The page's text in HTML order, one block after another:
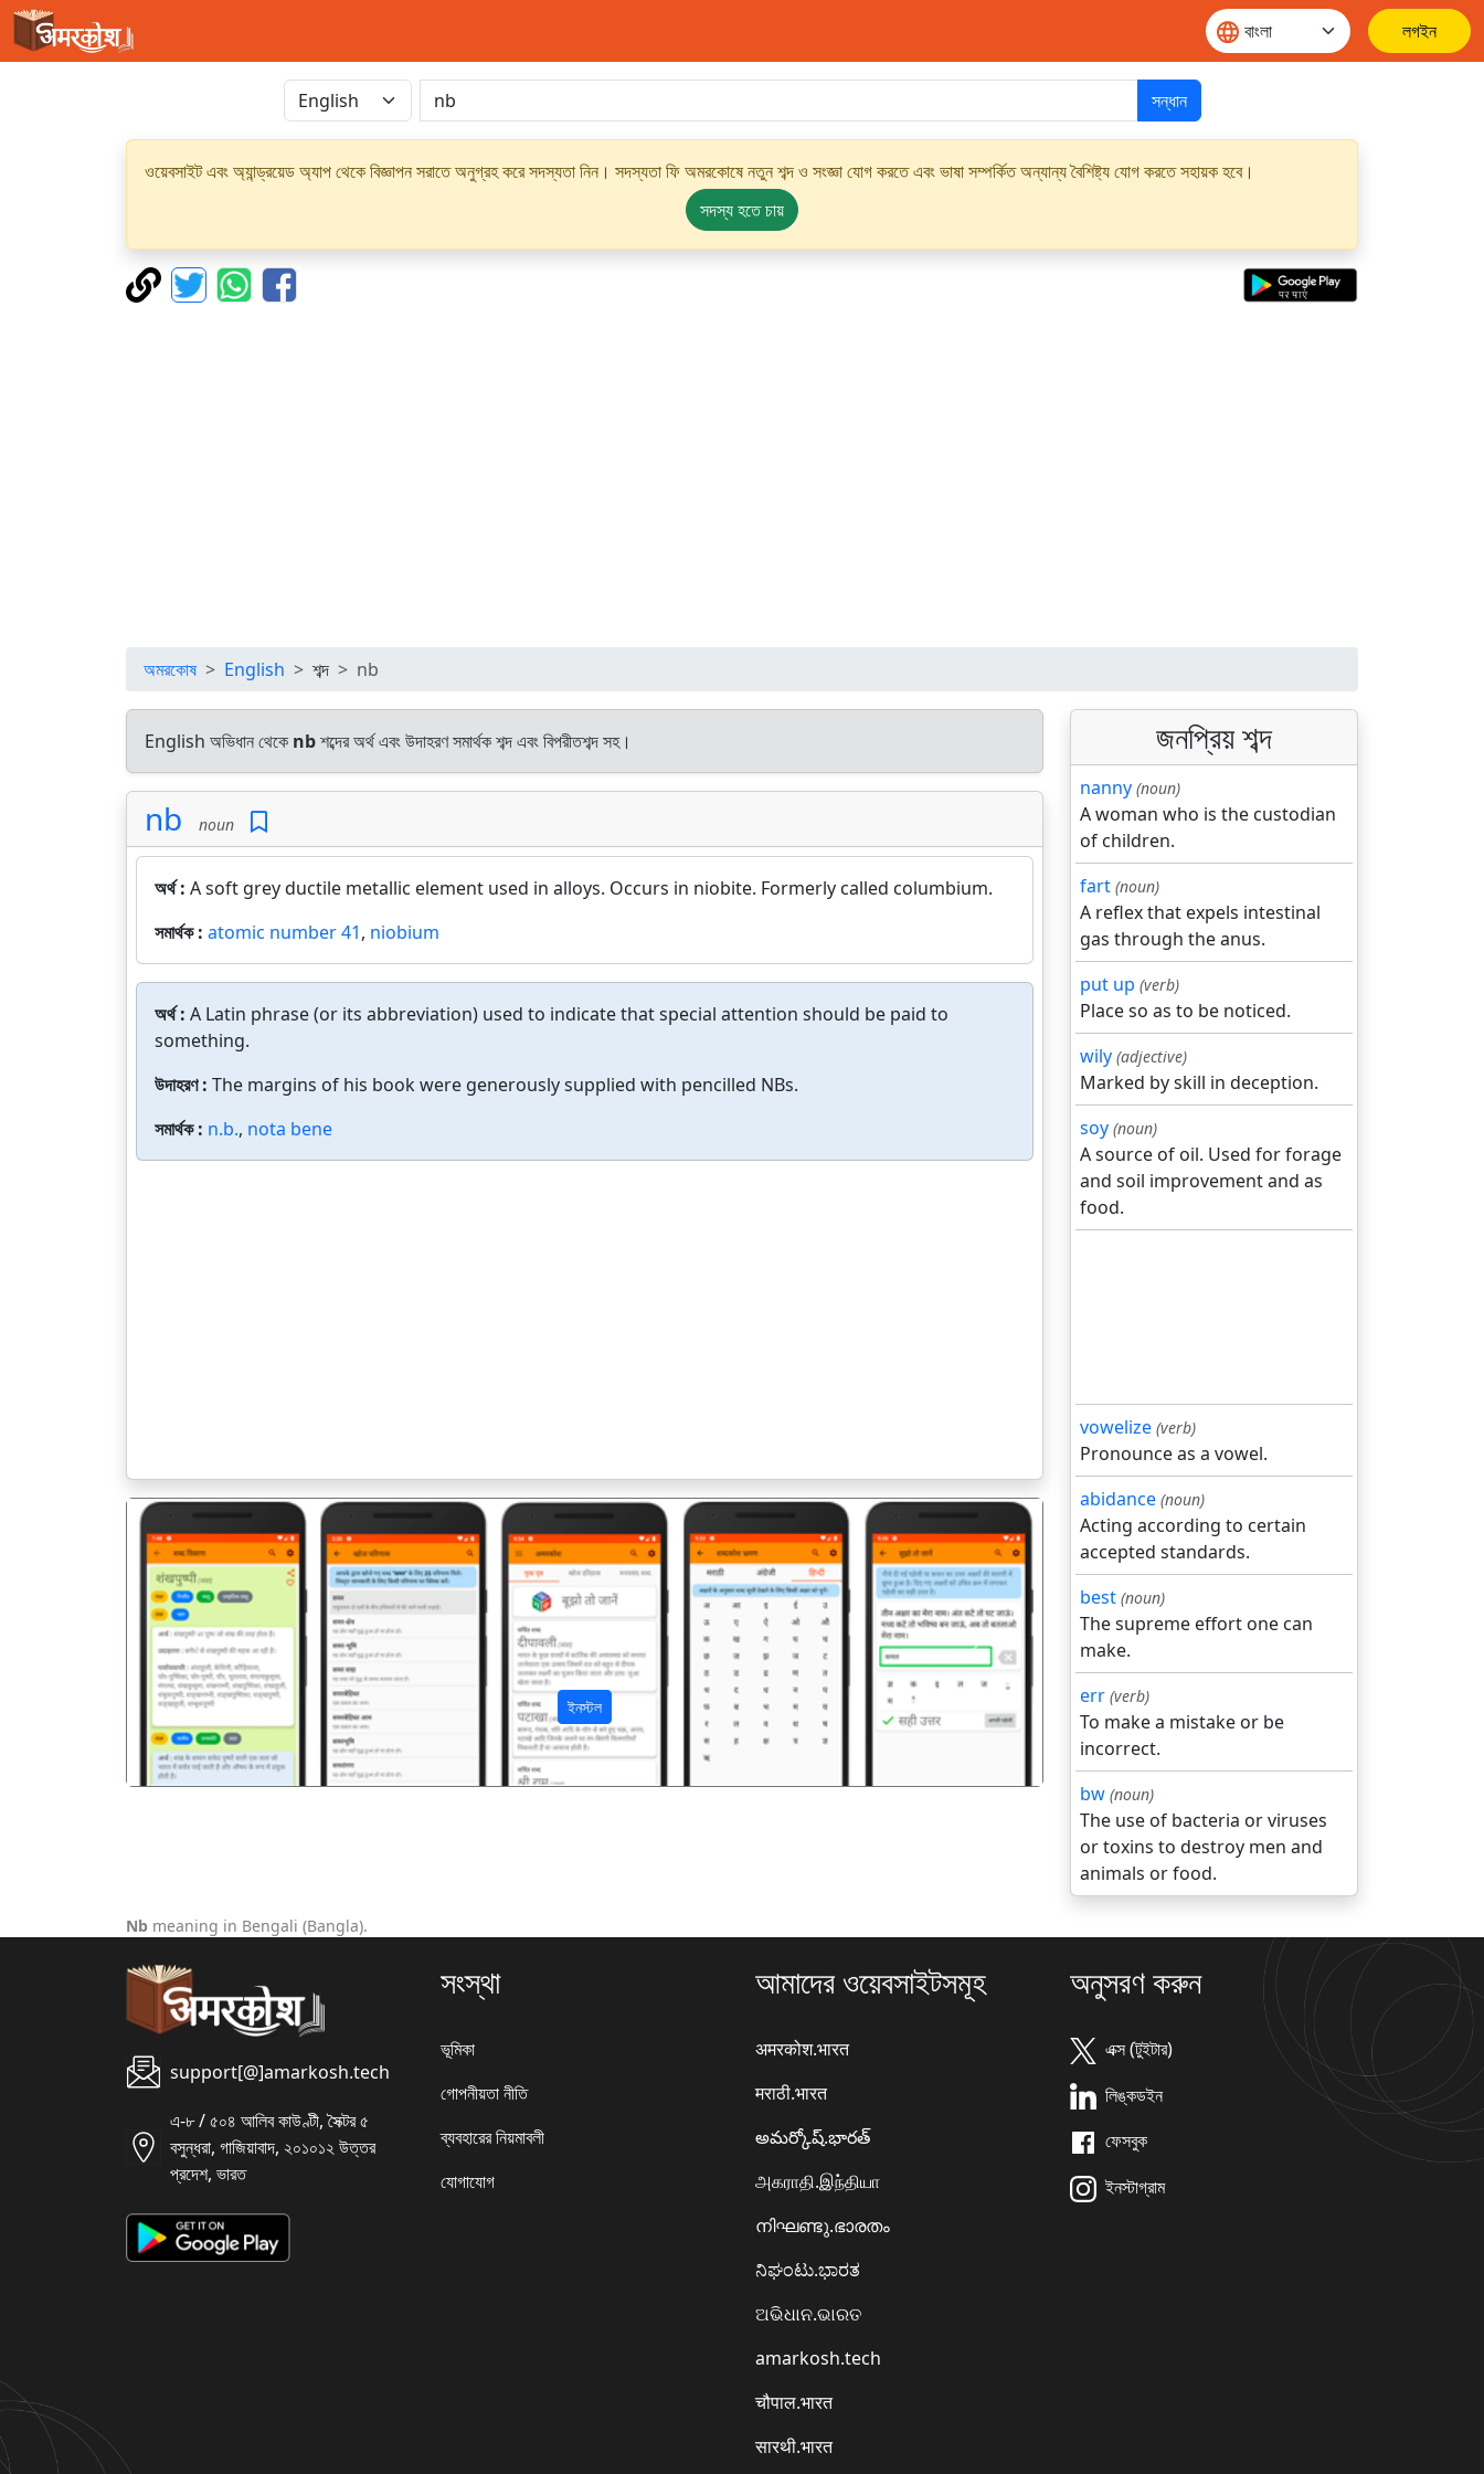
লগইন
সন্ধান
ওয়েবসাইট এবং অ্যান্ড্রয়েড অ্যাপ থেকে বিজ্ঞাপন সরাতে অনুগ্রহ করে সদস্যতা নিন। সদস্যতা ফি অমরকোষে নতুন শব্দ ও সংজ্ঞা যোগ করতে এবং ভাষা সম্পর্কিত অন্যান্য বৈশিষ্ট্য যোগ করতে সহায়ক হবে।
সদস্য হতে চায়
অমরকোষ English শব্দ nb
English অভিধান থেকে nbশব্দের অর্থ এবং উদাহরণ সমার্থক শব্দ এবং বিপরীতশব্দ সহ।
nb noun
অর্থ : A soft grey ductile metallic element used in alloys. Occurs in niobite. Formerly called columbium.
সমার্থক : atomic number 41, niobium
অর্থ : A Latin phrase (or its abbreviation) used to indicate that special attention should be paid to
something.
উদাহরণ : The margins of his book were generously supplied with pencilled NBs.
সমার্থক : n.b., nota bene
ইনস্টল
पिछला अगला
জনপ্রিয় শব্দ
nanny (noun)
A woman who is the custodian
of children.
fart (noun)
A reflex that expels intestinal
gas through the anus.
put up (verb)
Place so as to be noticed.
wily (adjective)
Marked by skill in deception.
soy (noun)
A source of oil. Used for forage
and soil improvement and as
food.
vowelize (verb)
Pronounce as a vowel.
abidance (noun)
Acting according to certain
accepted standards.
best (noun)
The supreme effort one can
make.
err (verb)
To make a mistake or be
incorrect.
bw (noun)
The use of bacteria or viruses
or toxins to destroy men and
animals or food.
Nb meaning in Bengali (Bangla).
support[@]amarkosh.tech
এ-৮ / ৫০৪ আলিব কাউণ্টী, সৈক্টর ৫
বসুন্ধরা, গাজিয়াবাদ, ২০১০১২ উত্তর
প্রদেশ, ভারত
সংস্থা
ভূমিকা
গোপনীয়তা নীতি
ব্যবহারের নিয়মাবলী
যোগাযোগ
আমাদের ওয়েবসাইটসমূহ
अमरकोश.भारत
मराठी.भारत
అమర్కోష్.భారత్
அகராதி.இந்தியா
നിഘണ്ടു.ഭാരതം
ನಿಘಂಟು.ಭಾರತ
ଅଭିଧାନ.ଭାରତ
amarkosh.tech
चौपाल.भारत
सारथी.भारत
অনুসরণ করুন
এক্স (টুইটার)
লিঙ্কডইন
ফেসবুক
ইনস্টাগ্রাম